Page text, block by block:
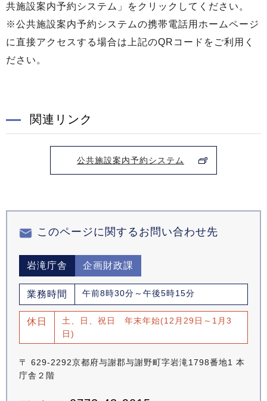
共施設案内予約システム」をクリックしてください。
※公共施設案内予約システムの携帯電話用ホームページ
に直接アクセスする場合は上記のQRコードをご利用く
ださい。
関連リンク
公共施設案内予約システム
このページに関するお問い合わせ先
岩滝庁舎 企画財政課
業務時間 午前8時30分～午後5時15分
休日
土、日、祝日 年末年始(12月29日～1月3
日)
〒 629-2292京都府与謝郡与謝野町字岩滝1798番地1 本
庁舎２階